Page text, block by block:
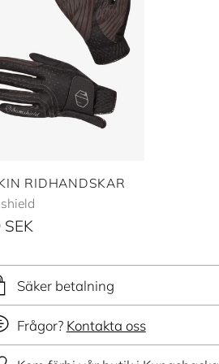
RIDHANDSKAR
Säker betalning
Frågor? Kontakta oss